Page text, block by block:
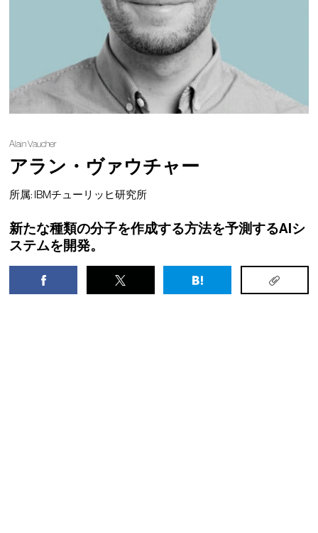
Alain Vaucher
アラン・ヴァウチャー
所属: IBMチューリッヒ研究所
新たな種類の分子を作成する方法を予測するAIシ
ステムを開発。